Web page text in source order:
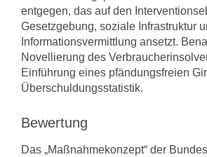
entgegen, das auf den
Gesetzgebung, soziale Infrastruktur
Informationsvermittlung ansetzt.
Novellierung des
Einführung eines pfändungsfreien
Überschuldungsstatistik.
Bewertung
Das „Maßnahmekonzept“ der